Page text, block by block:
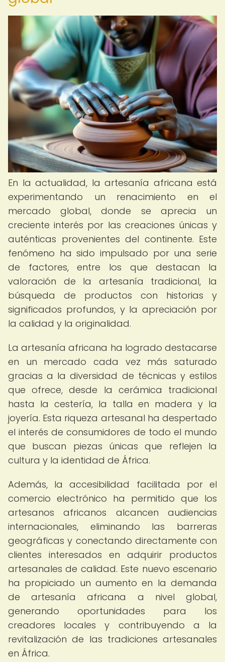
En la actualidad, la artesanía africana está
experimentando un renacimiento en el
mercado global, donde se aprecia un
creciente interés por las creaciones únicas y
auténticas provenientes del continente. Este
fenómeno ha sido impulsado por una serie
de factores, entre los que destacan la
valoración de la artesanía tradicional, la
búsqueda de productos con historias y
significados profundos, y la apreciación por
la calidad y la originalidad.
La artesanía africana ha logrado destacarse
en un mercado cada vez más saturado
gracias a la diversidad de técnicas y estilos
que ofrece, desde la cerámica tradicional
hasta la cestería, la talla en madera y la
joyería. Esta riqueza artesanal ha despertado
el interés de consumidores de todo el mundo
que buscan piezas únicas que reflejen la
cultura y la identidad de África.
Además, la accesibilidad facilitada por el
comercio electrónico ha permitido que los
artesanos africanos alcancen audiencias
internacionales, eliminando las barreras
geográficas y conectando directamente con
clientes interesados en adquirir productos
artesanales de calidad. Este nuevo escenario
ha propiciado un aumento en la demanda
de artesanía africana a nivel global,
generando oportunidades para los
creadores locales y contribuyendo a la
revitalización de las tradiciones artesanales
en África.